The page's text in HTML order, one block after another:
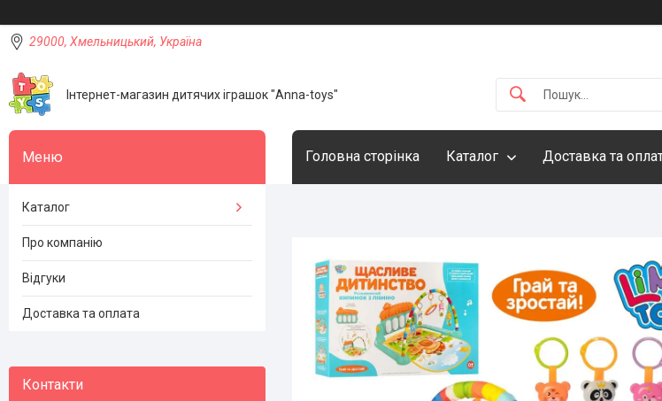
29000, Хмельницький, Україна
Інтернет-магазин дитячих іграшок "Anna-toys"
Головна сторінка Каталог Доставка та
Каталог
Про компанію
Відгуки
Доставка та оплата